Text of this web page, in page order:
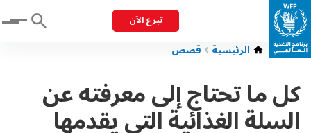
تبرع الآن Menu
الرئيسية قصص
كل ما تحتاج إلى معرفته عن
السلة الغذائية التي يقدمها